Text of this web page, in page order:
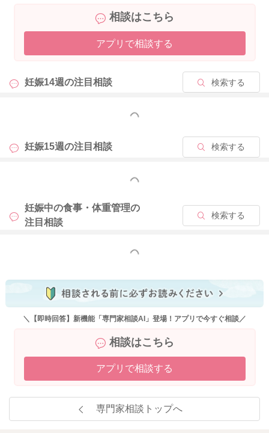
朝食にノンシュガーのヨーグルトやプロテインなら血糖値を上
げませんが、起き抜けの空腹時に砂糖が入っているものを摂る
血糖値を下げるためにおすすめの食べ方は以下の通りです。こ
・加糖飲料や砂糖などの単純糖質を多く含む食品は血糖値の急
上昇を起こしやすくなるので、これらの摂取量を減らす
・主食を玄米や麦、雑穀米、全粒粉パンなど食物繊維を多く含
む食品に代える
妊娠中のお食事の目安量については、厚生労働省の以下のパン
★妊産婦のための食事バランスガイド
間食にはナッツやチーズ、するめなど糖質の少ない食品を選ん
あまり食欲がないときの朝食には、
野菜入りのサンドイッチ＋ゆで卵
相談はこちら
アプリで相談する
妊娠14週の注目相談 検索する
もっと見る
妊娠15週の注目相談 検索する
もっと見る
妊娠中の食事・体重管理の
注目相談
検索する
もっと見る
＼【即時回答】新機能「専門家相談AI」登場！アプリで今すぐ相談／
相談はこちら
アプリで相談する
専門家相談トップへ